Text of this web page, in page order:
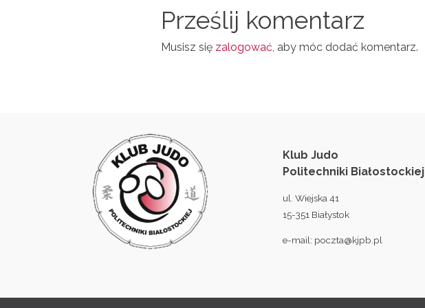
Prześlij komentarz
Musisz się zalogować, aby móc dodać komentarz.
Klub Judo
Politechniki Białostockiej
ul. Wiejska 41
15-351 Białystok
e-mail: poczta@kjpb.pl